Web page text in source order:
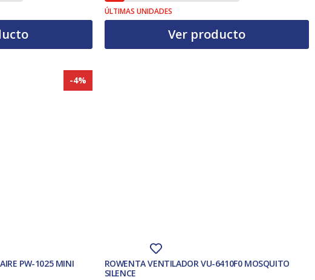
ÚLTIMAS UNIDADES
Ver producto
-4%
PW-1025 MINI
ROWENTA VENTILADOR VU-6410F0 MOSQUITO
SILENCE